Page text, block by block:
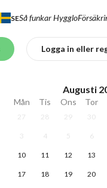
SESå funkar Hygglo
Logga in eller
Augusti
Mån Tis Ons Tor
27 28 29 30
3 4 5 6
10 11 12 13
17 18 19 20